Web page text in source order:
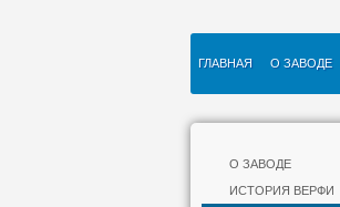
ГЛАВНАЯ О ЗАВОДЕ
О ЗАВОДЕ
ИСТОРИЯ ВЕРФИ